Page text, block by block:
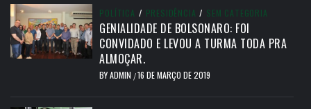
POLÍTICA / PRESIDÊNCIA / SEM CATEGORIA
GENIALIDADE DE BOLSONARO: FOI
CONVIDADO E LEVOU A TURMA TODA PRA
ALMOÇAR.
BYADMIN /16 DE MARÇO DE 2019